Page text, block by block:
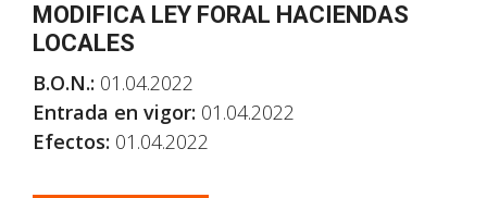
MODIFICA LEY FORAL HACIENDAS
LOCALES
B.O.N.: 01.04.2022
Entrada en vigor: 01.04.2022
Efectos: 01.04.2022